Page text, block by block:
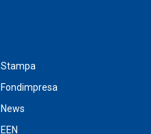
Stampa
Fondimpresa
News
EEN